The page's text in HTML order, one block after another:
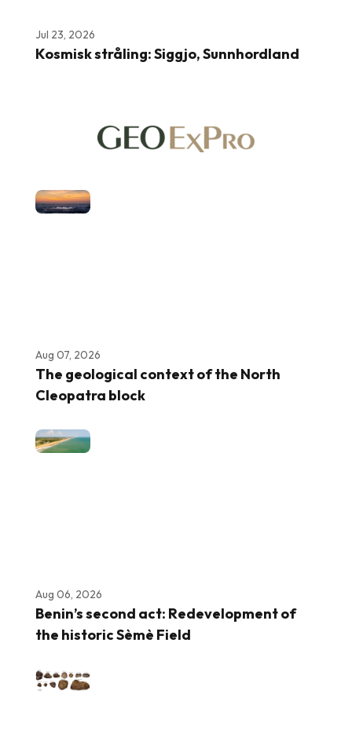
Jul 23, 2026
Kosmisk stråling: Siggjo, Sunnhordland
Aug 07, 2026
The geological context of the North
Cleopatra block
Aug 06, 2026
Benin’s second act: Redevelopment of
the historic Sèmè Field